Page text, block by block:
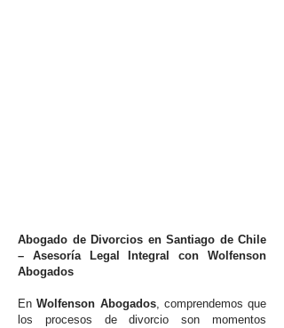
Abogado de Divorcios en Santiago de Chile
– Asesoría Legal Integral con Wolfenson
Abogados
EnWolfenson Abogados, comprendemos que
los procesos de divorcio son momentos